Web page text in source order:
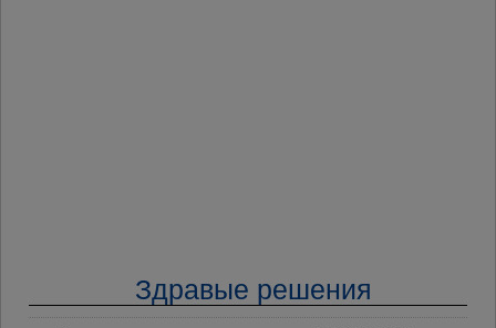
Здравые решения